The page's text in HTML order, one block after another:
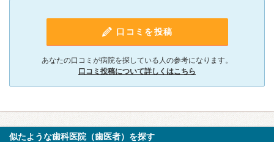
口コミを投稿
あなたの口コミが病院を探している人の参考になります。
口コミ投稿について詳しくはこちら
似たような歯科医院（歯医者）を探す